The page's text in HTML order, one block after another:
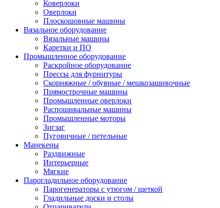
Коверлоки
Оверлоки
Плоскошовные машины
Вязальное оборудование
Вязальные машины
Каретки и ПО
Промышленное оборудование
Раскройное оборудование
Прессы для фурнитуры
Скорняжные / обувные / мешкозашивочные
Прямострочные машины
Промышленные оверлоки
Распошивальные машины
Промышленные моторы
Зигзаг
Пуговичные / петельные
Манекены
Раздвижные
Интерьерные
Мягкие
Парогладильное оборудование
Парогенераторы с утюгом / щеткой
Гладильные доски и столы